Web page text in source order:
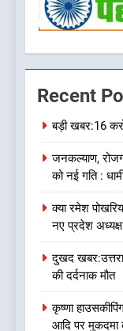
7
8
1
Recent
बड़ी खबर:16
जनकल्याण,
को नई गति :
क्या रमेश
नए प्रदेश
दुखद
की दर्दनाक मौत
कृष्णा
आदि पर मुकदमा